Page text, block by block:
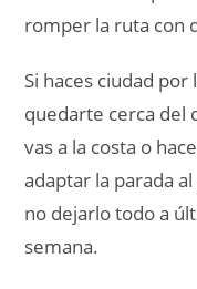
Nosotros
o, como mínimo,
y la parte antigua.
ahorrar traslados
parece.
Si el viaje va más